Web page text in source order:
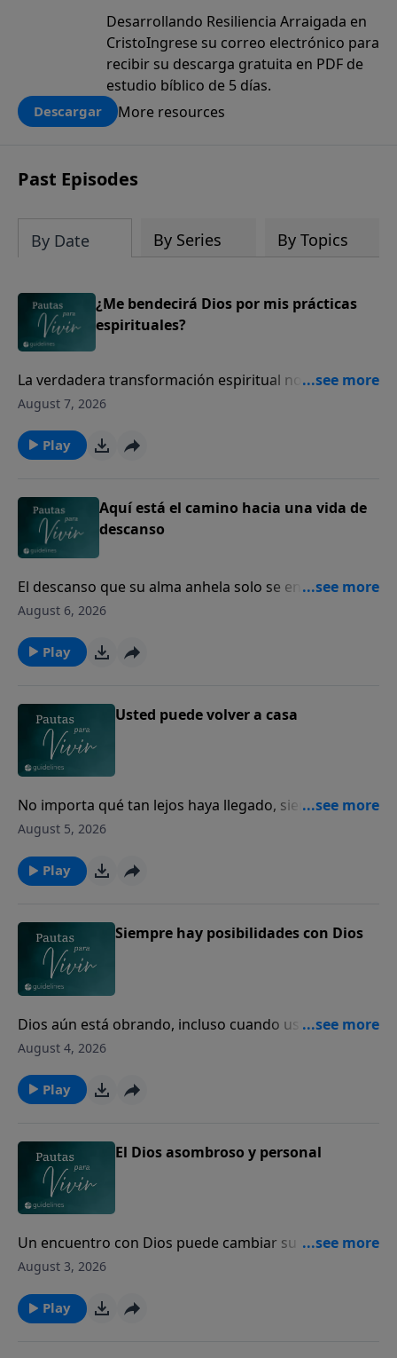
Desarrollando Resiliencia Arraigada en
CristoIngrese su correo electrónico para
recibir su descarga gratuita en PDF de
estudio bíblico de 5 días.
Descargar More resources
Past Episodes
By Date By Series By Topics
¿Me bendecirá Dios por mis prácticas
espirituales?
La verdadera transformación espiritual no viene de
una rutina, sino de conocer más a Dios.
August 7, 2026
Play
Aquí está el camino hacia una vida de
descanso
El descanso que su alma anhela solo se encuentra en
Dios.
August 6, 2026
Play
Usted puede volver a casa
No importa qué tan lejos haya llegado, siempre
puede volver a casa con Dios.
August 5, 2026
Play
Siempre hay posibilidades con Dios
Dios aún está obrando, incluso cuando usted no
puede ver el final.
August 4, 2026
Play
El Dios asombroso y personal
Un encuentro con Dios puede cambiar su vida para
siempre.
August 3, 2026
Play